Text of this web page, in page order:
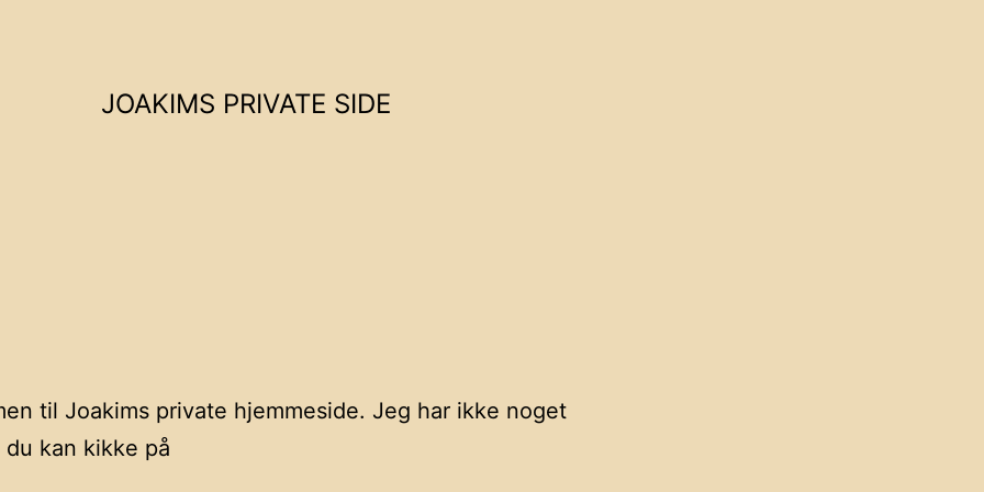
JOAKIMS PRIVATE SIDE
til Joakims private hjemmeside. Jeg har ikke noget
du kan kikke på